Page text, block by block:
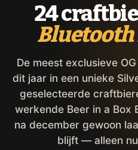
24
Bluetooth
De meest exclusieve
dit jaar in een unieke
geselecteerde
werkende Beer in a Box
na december gewoon
blijft — alleen